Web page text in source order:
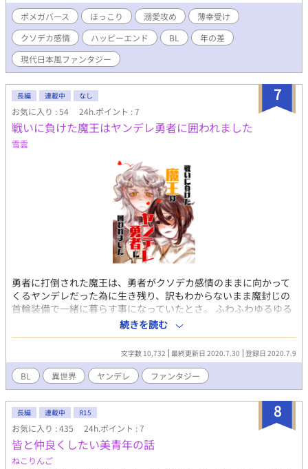
ポメガバース ほっこり 溺愛攻め
薄幸受け
クソデカ感情
ハッピーエンド BL
年の差
現代日本風ファンタジー
7
長編 連載中 なし
お気に入り : 54 24h.ポイント : 7
戦いに負けた魔王はヤンデレ勇者に囲われました
雪雲
勇者に打倒された魔王は、勇者がクソデカ感情のままに向かって
くるヤンデレだった為に生き残り、訳もわからないまま魔封じの
首輪装備で一緒に暮らす事になっていたとさ。 ふわふわゆるゆる
ファンタジー世界。 基本的にゆるゆる展開、勝手にシリアスとい
うかいろいろヤってる闇深勇者。 出自不明の闇抱えてそうなヤン
デレ勇者×真面目社畜気質、苦労人人外(元)魔王。 感情の向き
勇者→→→→→→→←(過労からの解放と諦めとストックホルム症
候群的な物)魔王。 Ｒ18(今後入る事があれば) 基本魔王受けでり
パも入るかもです。その際は記載します。 ※表紙は勢いだけで描
いて居るので、自分の中でもっとしっくりくるものが描けたり、
イメージ頂けたらしれっと差し替えます※
続きを読む
文字数 10,732 最終更新日 2020.7.30 登録日 2020.7.9
BL 異世界 ヤンデレ ファンタジー
8
長編 連載中 R15
お気に入り : 435 24h.ポイント : 7
皆と仲良くしたい美青年の話
ねこりんご